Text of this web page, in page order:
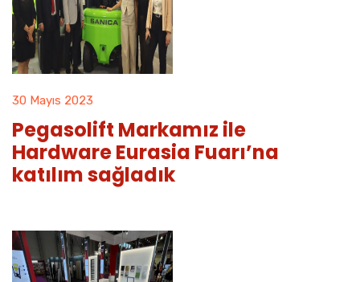
30 Mayıs 2023
Pegasolift Markamız ile
Hardware Eurasia Fuarı’na
katılım sağladık